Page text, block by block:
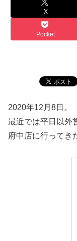
X
Pocket
2020年12月8日。
最近では平日以外
府中店に行ってき